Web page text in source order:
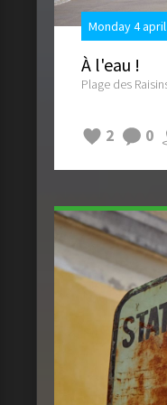
Monday 4
À l'eau !
Plage des
2 0